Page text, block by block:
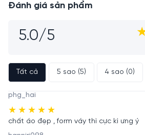
Đánh giá sản phẩm
5.0/5
Tất cả 5 sao (5) 4 sao (0)
phg_hai
chất áo đẹp , form váy thì cực kì ưng ý